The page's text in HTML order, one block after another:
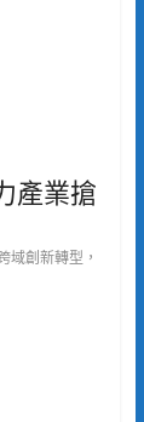
產業搶
域創新轉型，